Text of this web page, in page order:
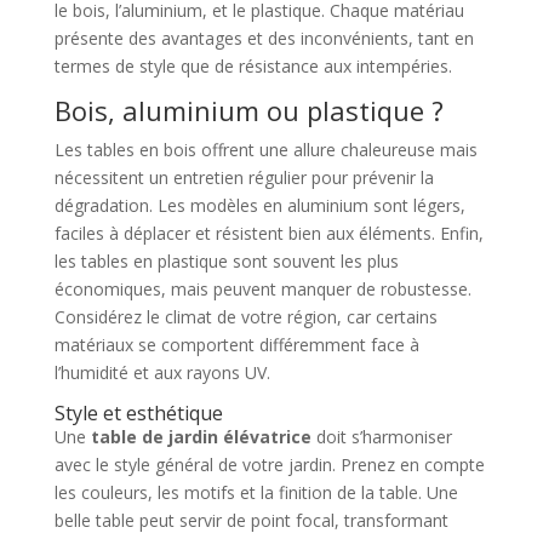
le bois, l’aluminium, et le plastique. Chaque matériau
présente des avantages et des inconvénients, tant en
termes de style que de résistance aux intempéries.
Bois, aluminium ou plastique ?
Les tables en bois offrent une allure chaleureuse mais
nécessitent un entretien régulier pour prévenir la
dégradation. Les modèles en aluminium sont légers,
faciles à déplacer et résistent bien aux éléments. Enfin,
les tables en plastique sont souvent les plus
économiques, mais peuvent manquer de robustesse.
Considérez le climat de votre région, car certains
matériaux se comportent différemment face à
l’humidité et aux rayons UV.
Style et esthétique
Une table de jardin élévatrice doit s’harmoniser
avec le style général de votre jardin. Prenez en compte
les couleurs, les motifs et la finition de la table. Une
belle table peut servir de point focal, transformant